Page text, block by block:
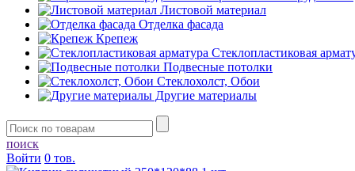
Листовой материал
Отделка фасада
Крепеж
Стеклопластиковая
Подвесные потолки
Стеклохолст, Обои
Другие материалы
поиск
Войти 0 тов.